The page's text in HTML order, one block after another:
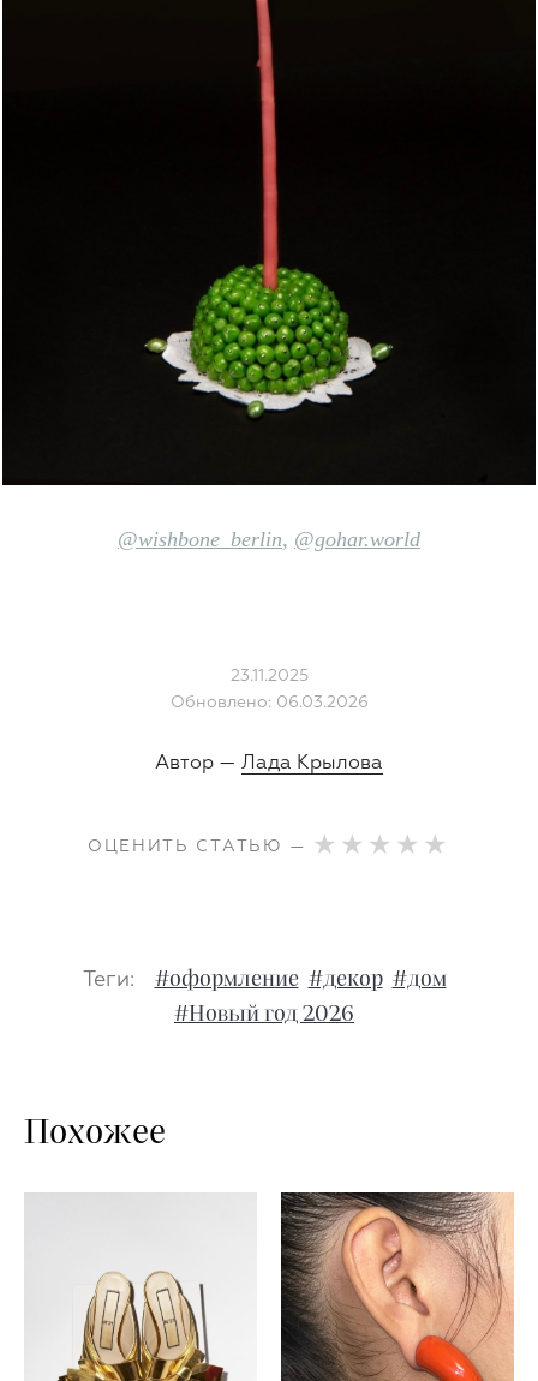
@wishbone_berlin, @gohar.world
23.11.2025
Обновлено: 06.03.2026
Автор — Лада Крылова
ОЦЕНИТЬ СТАТЬЮ —
Теги: #оформление #декор #дом
#Новый год 2026
Похожее